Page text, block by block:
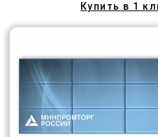
Купить в 1